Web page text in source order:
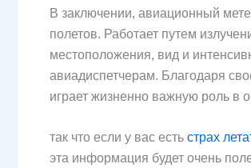
В заключении, авиационный
полетов. Работает путем
местоположения, вид и
авиадиспетчерам. Благодаря
играет жизненно важную роль в
так что если у вас есть страх
эта информация будет очень